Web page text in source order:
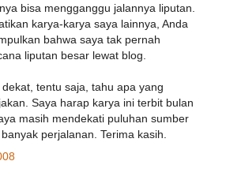
bisa mengganggu jalannya liputan.
karya-karya saya lainnya, Anda
bahwa saya tak pernah
liputan besar lewat blog.
tentu saja, tahu apa yang
Saya harap karya ini terbit bulan
masih mendekati puluhan sumber
perjalanan. Terima kasih.